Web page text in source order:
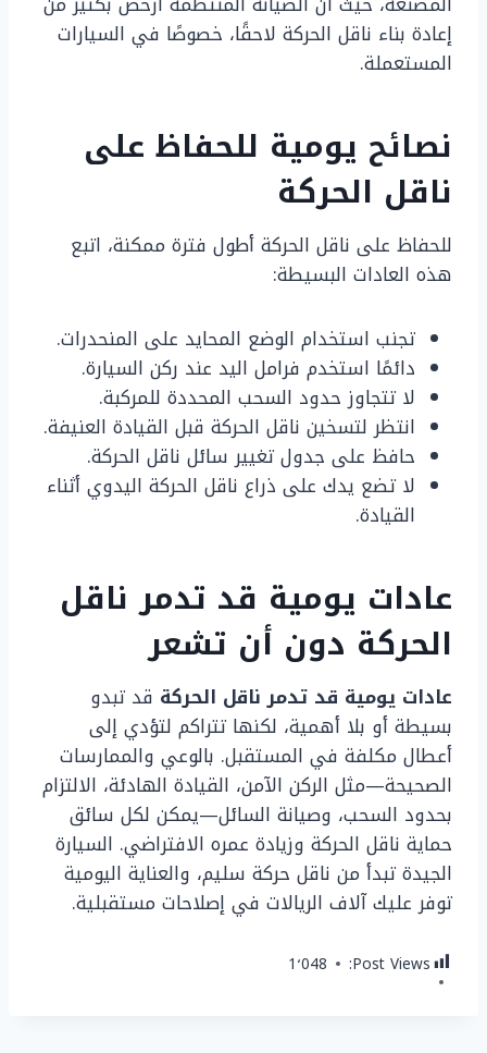
إعادة بناء ناقل الحركة لاحقًا، خصوصًا في السيارات
المستعملة.
نصائح يومية للحفاظ على
ناقل الحركة
للحفاظ على ناقل الحركة أطول فترة ممكنة، اتبع
هذه العادات البسيطة:
تجنب استخدام الوضع المحايد على المنحدرات.
دائمًا استخدم فرامل اليد عند ركن السيارة.
لا تتجاوز حدود السحب المحددة للمركبة.
انتظر لتسخين ناقل الحركة قبل القيادة العنيفة.
حافظ على جدول تغيير سائل ناقل الحركة.
لا تضع يدك على ذراع ناقل الحركة اليدوي أثناء
القيادة.
عادات يومية قد تدمر ناقل
الحركة دون أن تشعر
عادات يومية قد تدمر ناقل الحركة قد تبدو
بسيطة أو بلا أهمية، لكنها تتراكم لتؤدي إلى
أعطال مكلفة في المستقبل. بالوعي والممارسات
الصحيحة—مثل الركن الآمن، القيادة الهادئة، الالتزام
بحدود السحب، وصيانة السائل—يمكن لكل سائق
حماية ناقل الحركة وزيادة عمره الافتراضي. السيارة
الجيدة تبدأ من ناقل حركة سليم، والعناية اليومية
توفر عليك آلاف الريالات في إصلاحات مستقبلية.
Post Views: 1٬048